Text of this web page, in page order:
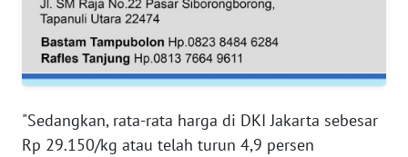
"Sedangkan, rata-rata harga di DKI Jakarta sebesar
Rp 29.150/kg atau telah turun 4,9 persen
WN
WN
WN